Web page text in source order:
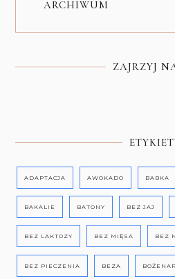
ARCHIWUM
ZAJRZYJ
ADAPTACJA AWOKADO BABKA
BAKALIE BATONY BEZ JAJ
BEZ LAKTOZY BEZ MIĘSA BEZ
BEZ PIECZENIA BEZA